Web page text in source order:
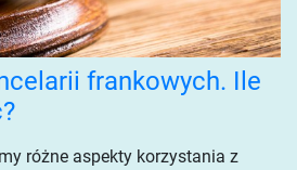
frankowych. Ile
różne aspekty korzystania z